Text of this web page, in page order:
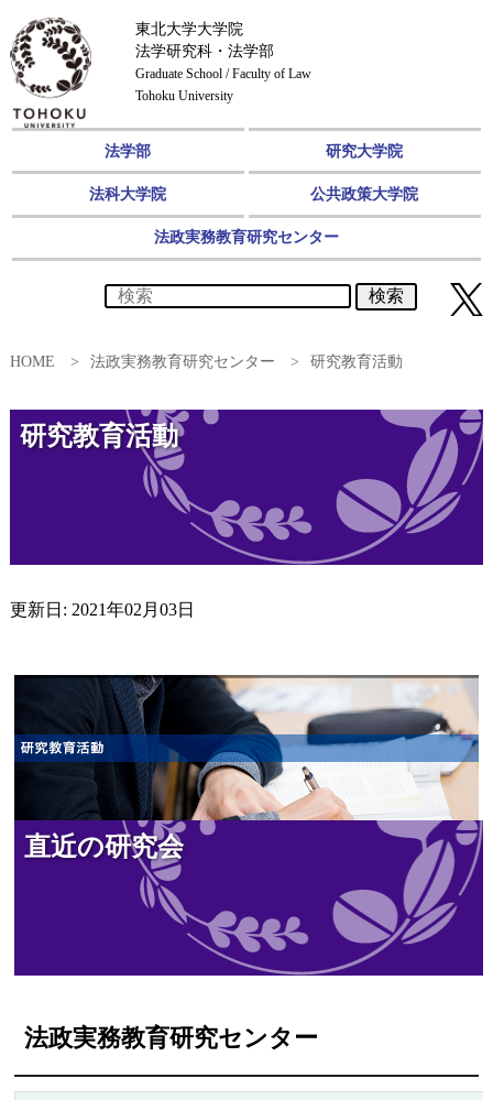
東北大学大学院
法学研究科・法学部
Graduate School / Faculty of Law
Tohoku University
法学部 研究大学院
法科大学院 公共政策大学院
法政実務教育研究センター
検索
HOME 法政実務教育研究センター 研究教育活動
研究教育活動
更新日: 2021年02月03日
直近の研究会
法政実務教育研究センター